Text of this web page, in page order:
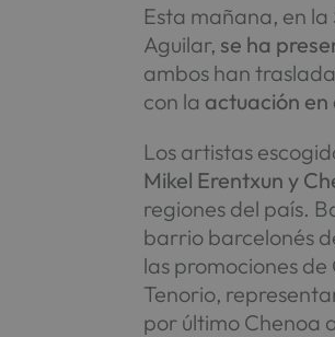
Esta mañana, en
Aguilar, se ha
ambos han
con la actuación en
Los artistas
Mikel Erentxun y
regiones del país.
barrio barcelonés
las promociones
Tenorio,
por último Chenoa